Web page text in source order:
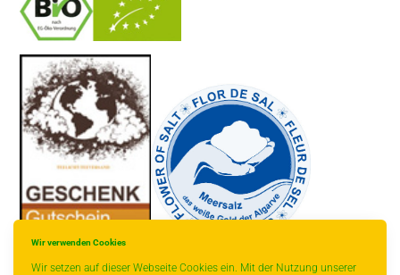
Wir verwenden Cookies
Wir setzen auf dieser Webseite Cookies ein. Mit der Nutzung unserer